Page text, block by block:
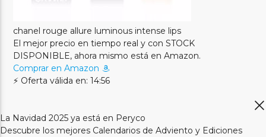
chanel rouge allure luminous intense lips
El mejor precio en tiempo real y con STOCK
DISPONIBLE, ahora mismo está en Amazon.
Comprar en Amazon
⚡ Oferta válida en: 14:56
La Navidad 2025 ya está en Peryco
Descubre los mejores Calendarios de Adviento y Ediciones